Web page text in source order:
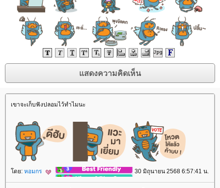
เขาจะเก็บฟังปลอมไว้ทำไมนะ
ดย: หอมกร 30 มิถุนายน 2568 6:57:41 น.